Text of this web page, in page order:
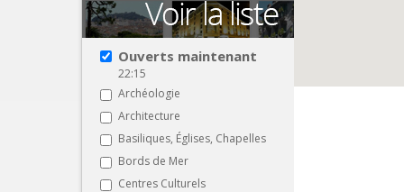
Ouverts maintenant
22:15
Archéologie
Architecture
Basiliques, Églises, Chapelles
Bords de Mer
Centres Culturels